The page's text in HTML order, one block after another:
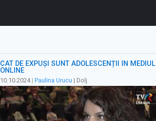
CÂT DE EXPUȘI SUNT ADOLESCENȚII ÎN MEDIUL
ONLINE
10.10.2024| Paulina Urucu | Dolj